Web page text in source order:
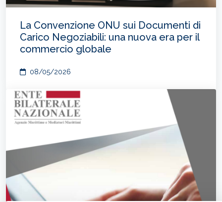
La Convenzione ONU sui Documenti di
Carico Negoziabili: una nuova era per il
commercio globale
08/05/2026